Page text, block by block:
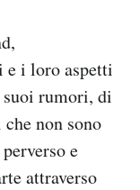
e i loro aspetti
rumori, di
non sono
e
attraverso